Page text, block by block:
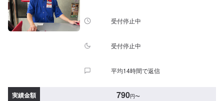
受付停止中
受付停止中
平均14時間で返信
実績金額 790円〜